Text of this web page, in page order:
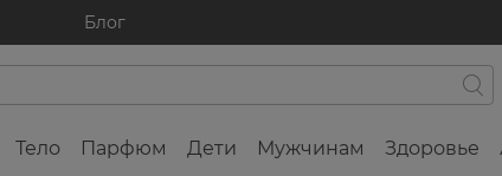
Блог
Тело Парфюм Дети Мужчинам Здоровье